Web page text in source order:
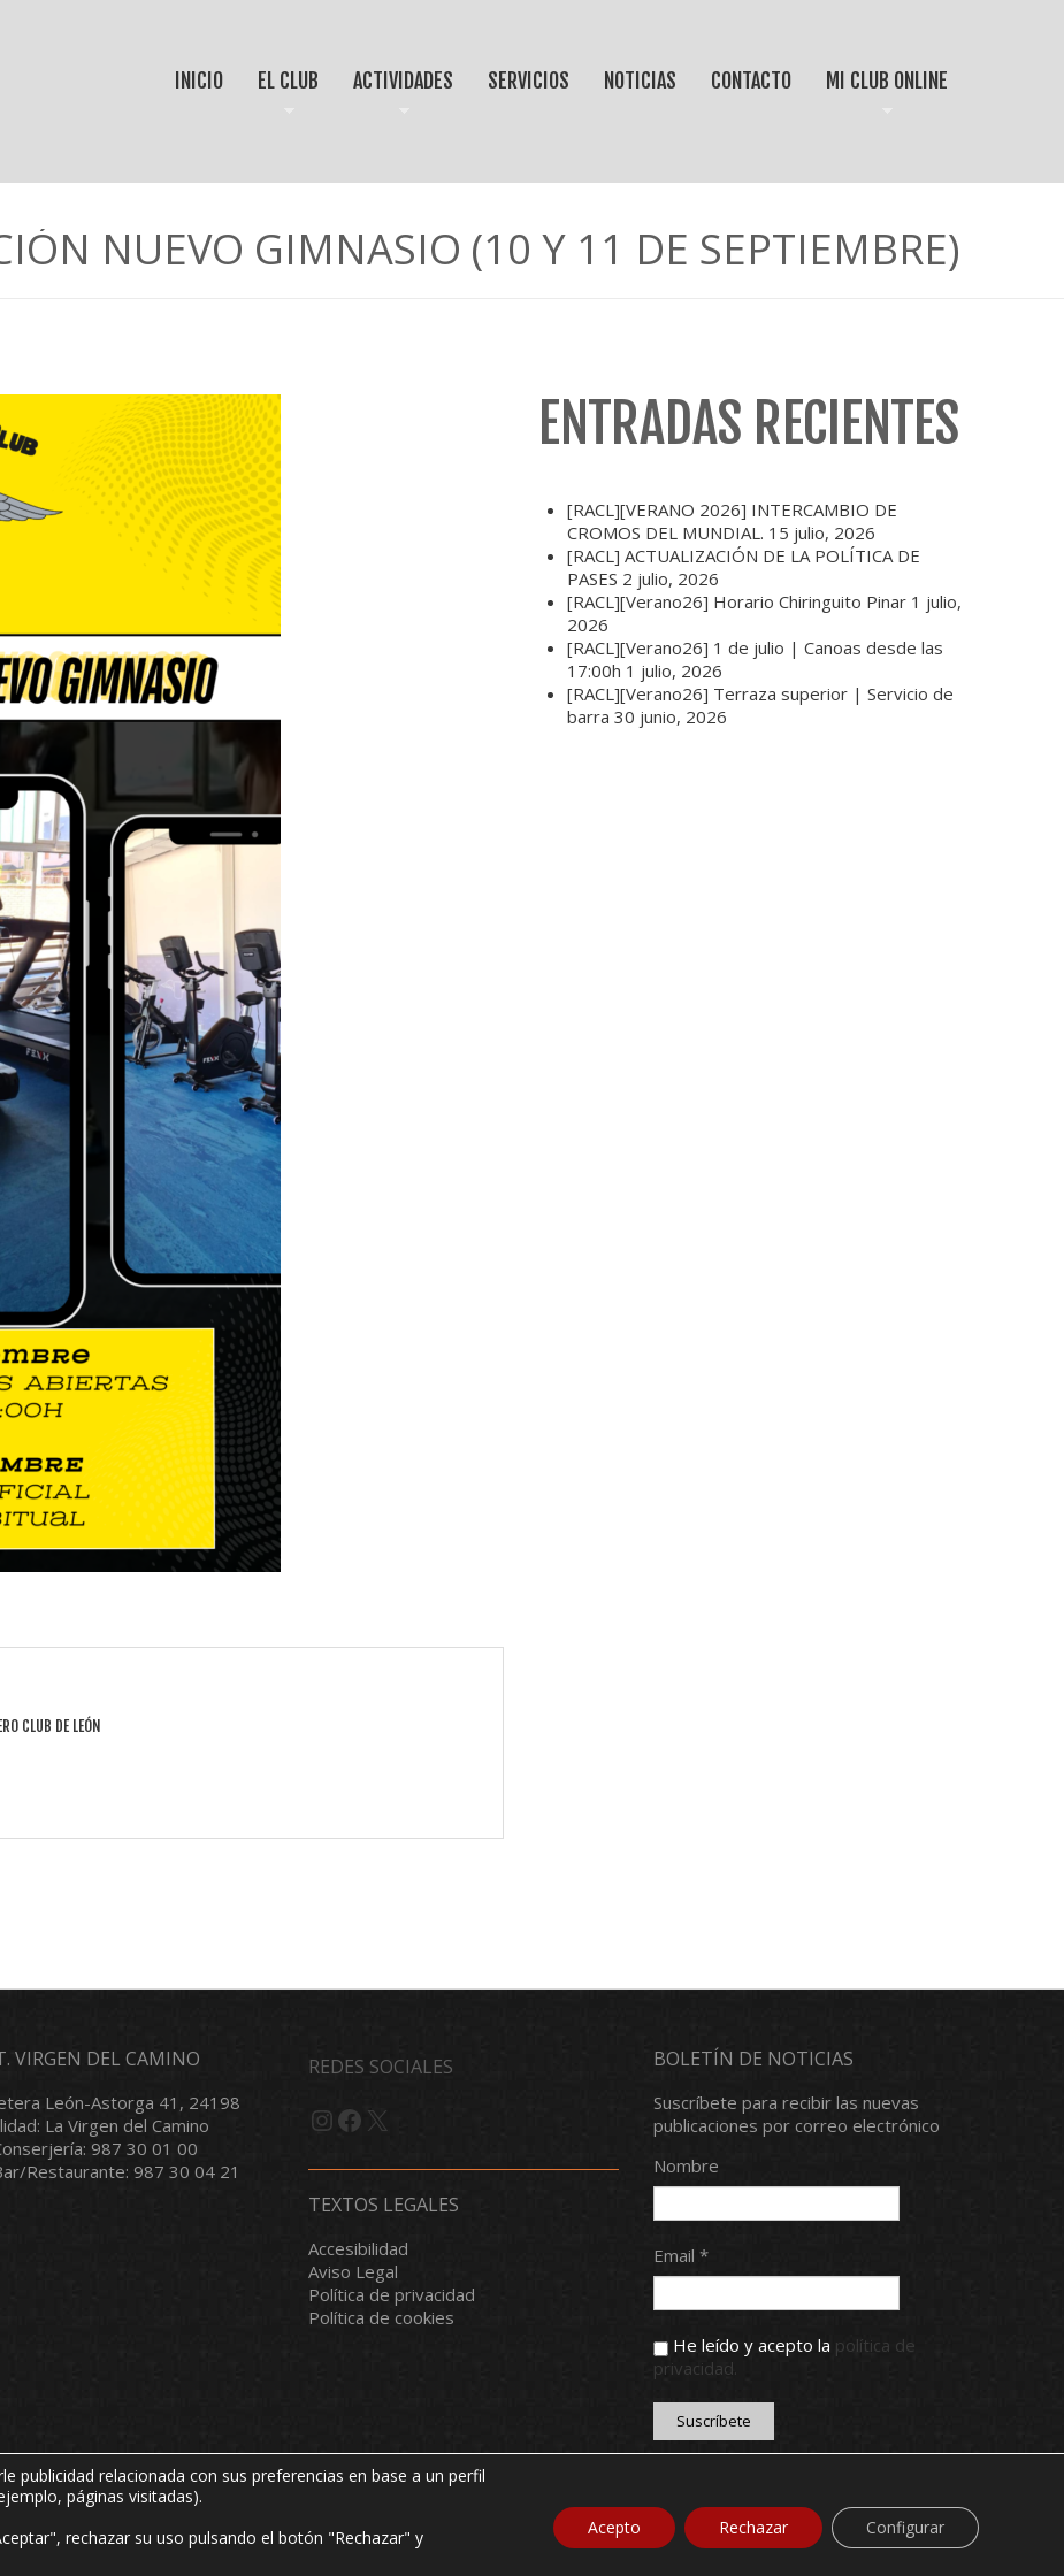
INICIO EL CLUB ACTIVIDADES SERVICIOS NOTICIAS CONTACTO MI CLUB ONLINE
NUEVO GIMNASIO (10 Y 11 DE SEPTIEMBRE)
CLUB DE LEÓN
ENTRADAS RECIENTES
[RACL][VERANO 2026] INTERCAMBIO DE
CROMOS DEL MUNDIAL. 15 julio, 2026
[RACL] ACTUALIZACIÓN DE LA POLÍTICA DE
PASES 2 julio, 2026
[RACL][Verano26] Horario Chiringuito Pinar 1 julio,
2026
[RACL][Verano26] 1 de julio | Canoas desde las
17:00h 1 julio, 2026
[RACL][Verano26] Terraza superior | Servicio de
barra 30 junio, 2026
VIRGEN DEL CAMINO
León-Astorga 41, 24198
La Virgen del Camino
987 30 01 00
Restaurante: 987 30 04 21
REDES SOCIALES
Instagram
Facebook
X
TEXTOS LEGALES
Accesibilidad
Aviso Legal
Política de privacidad
Política de cookies
BOLETÍN DE NOTICIAS
Suscríbete para recibir las nuevas
publicaciones por correo electrónico
Nombre
Email *
He leído y acepto la política de
privacidad.
derechos reservados.
INICIO NOTICIAS CONTACTO MI CLUB ONLINE
publicidad relacionada con sus preferencias en base a un perfil
páginas visitadas).
rechazar su uso pulsando el botón "Rechazar" y
Acepto Rechazar Configurar